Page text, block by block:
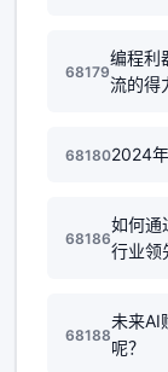
68179
编程利
流的得
681802024
68186
如何通
行业领
68188
未来AI
呢？